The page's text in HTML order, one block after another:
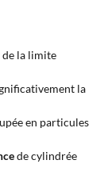
de la limite
la
en particules
de cylindrée